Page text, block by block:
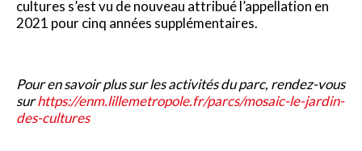
cultures s’est vu de nouveau attribué l’appellation en
2021 pour cinq années supplémentaires.
Pour en savoir plus sur les activités du parc, rendez-vous
surhttps://enm.lillemetropole.fr/parcs/mosaic-le-jardin-
des-cultures